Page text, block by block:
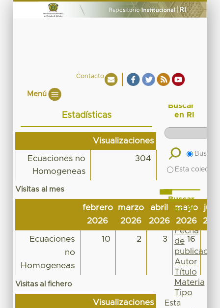
Contacto
Menú
Estadísticas
Visualizaciones
Ecuaciones no
Homogeneas
304
Visitas al mes
febrero
2026
marzo
2026
abril
2026
mayo
2026
Ecuaciones
no
Homogeneas
10 2 3 16
Visitas al fichero
Visualizaciones
Buscar
en RI
Buscar
Esta
Buscar
en RI
Por
Fecha
de
publicación
Autor
Título
Materia
Tipo
Esta